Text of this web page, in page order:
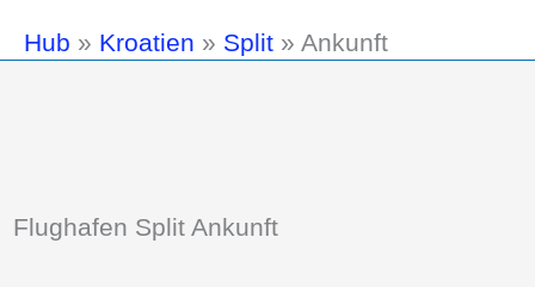
Hub » Kroatien » Split » Ankunft
Flughafen Split Ankunft